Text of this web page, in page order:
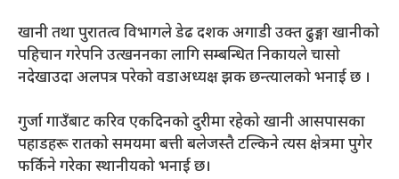
खानी तथा पुरातत्व विभागले डेढ दशक अगाडी उक्त ढुङ्गा खानीको
पहिचान गरेपनि उत्खननका लागि सम्बन्धित निकायले चासो
नदेखाउदा अलपत्र परेको वडाअध्यक्ष झक छन्त्यालको भनाई छ ।
गुर्जा गाउँबाट करिव एकदिनको दुरीमा रहेको खानी आसपासका
पहाडहरू रातको समयमा बत्ती बलेजस्तै टल्किने त्यस क्षेत्रमा पुगेर
फर्किने गरेका स्थानीयको भनाई छ।